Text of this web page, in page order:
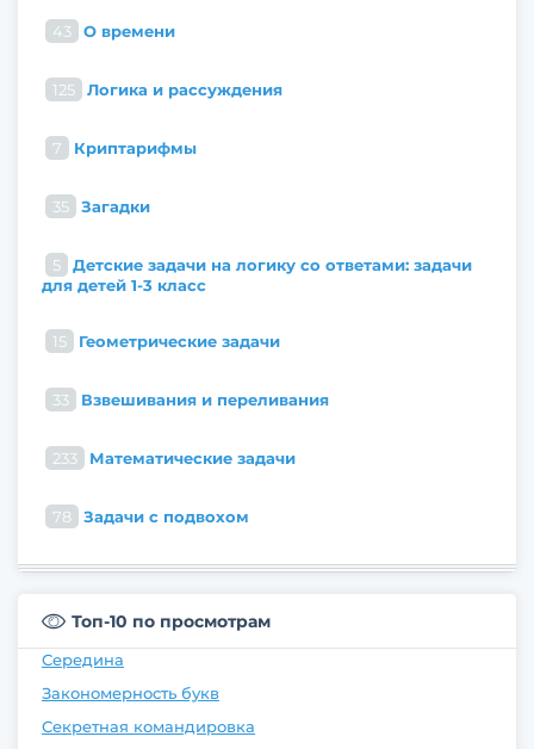
43 О времени
125 Логика и рассуждения
7 Криптарифмы
35 Загадки
5
Детские задачи на логику со ответами: задачи
для детей 1-3 класс
15 Геометрические задачи
33 Взвешивания и переливания
233 Математические задачи
78 Задачи с подвохом
Топ-10 по просмотрам
Середина
Закономерность букв
Секретная командировка